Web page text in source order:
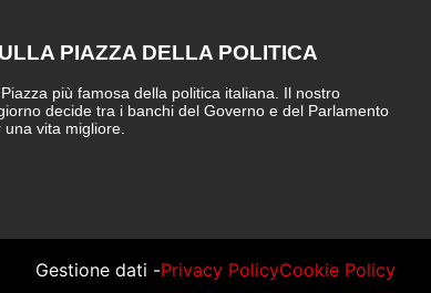
PIAZZA DELLA POLITICA
più famosa della politica italiana. Il nostro
decide tra i banchi del Governo e del Parlamento
vita migliore.
Gestione dati -Privacy PolicyCookie Policy